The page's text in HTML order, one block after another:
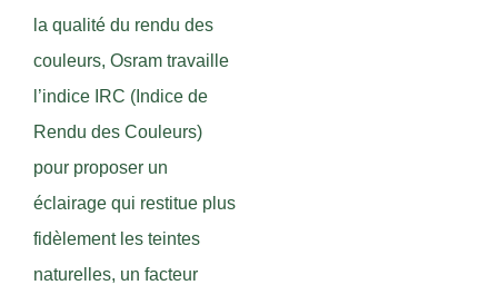
la qualité du rendu des
couleurs, Osram travaille
l’indice IRC (Indice de
Rendu des Couleurs)
pour proposer un
éclairage qui restitue plus
fidèlement les teintes
naturelles, un facteur